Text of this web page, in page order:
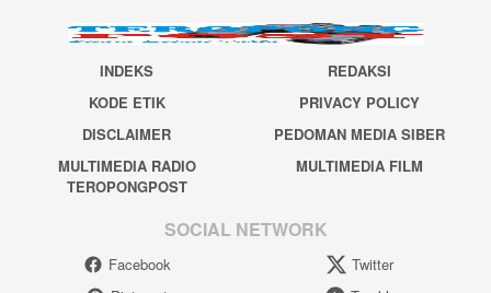
INDEKS
REDAKSI
KODE ETIK
PRIVACY POLICY
DISCLAIMER
PEDOMAN MEDIA SIBER
MULTIMEDIA RADIO
TEROPONGPOST
MULTIMEDIA FILM
SOCIAL NETWORK
Facebook
Twitter